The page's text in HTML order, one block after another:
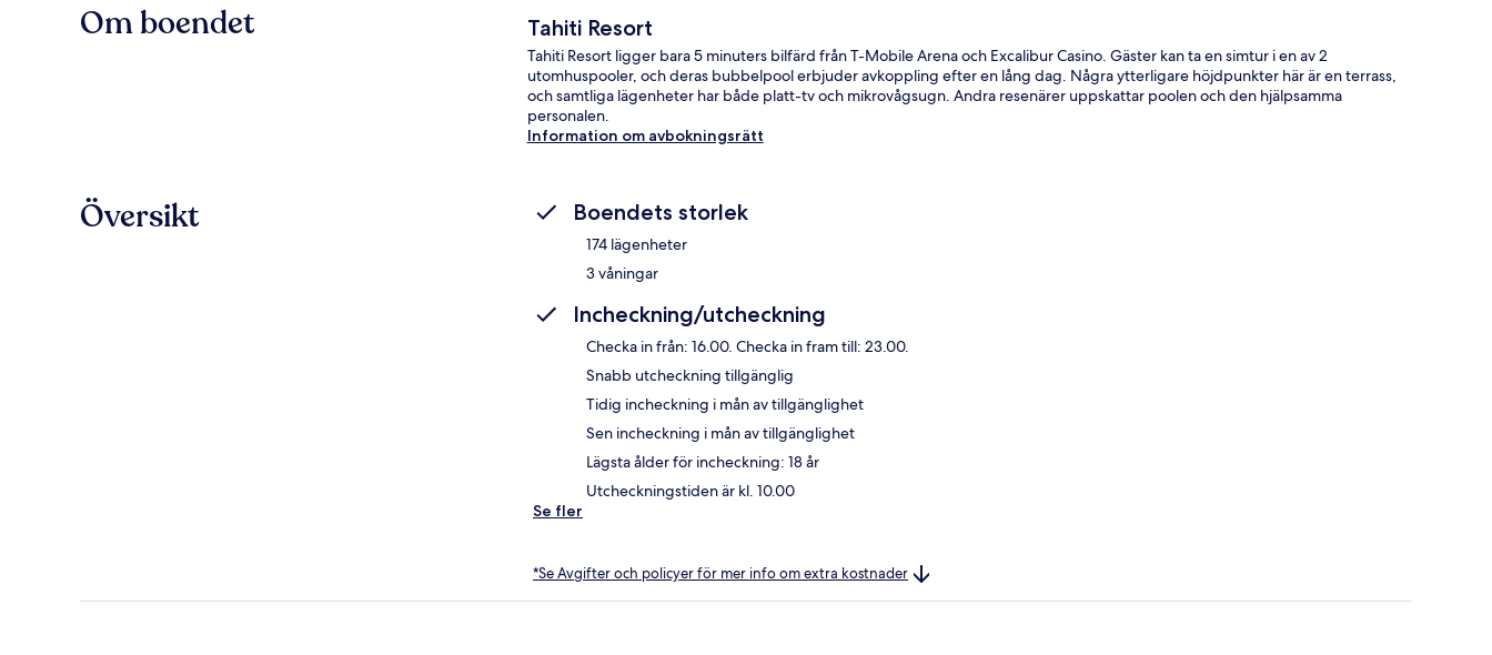
Om boendet Tahiti Resort
Tahiti Resort ligger bara 5 minuters bilfärd från T-Mobile Arena och Excalibur Casino. Gäster kan ta en simtur i en av 2
utomhuspooler, och deras bubbelpool erbjuder avkoppling efter en lång dag. Några ytterligare höjdpunkter här är en terrass,
och samtliga lägenheter har både platt-tv och mikrovågsugn. Andra resenärer uppskattar poolen och den hjälpsamma
personalen.
Information om avbokningsrätt
Översikt Boendets storlek
174 lägenheter
3 våningar
Incheckning/utcheckning
Checka in från: 16.00. Checka in fram till: 23.00.
Snabb utcheckning tillgänglig
Tidig incheckning i mån av tillgänglighet
Sen incheckning i mån av tillgänglighet
Lägsta ålder för incheckning: 18 år
Utcheckningstiden är kl. 10.00
Se fler
*Se Avgifter och policyer för mer info om extra kostnader